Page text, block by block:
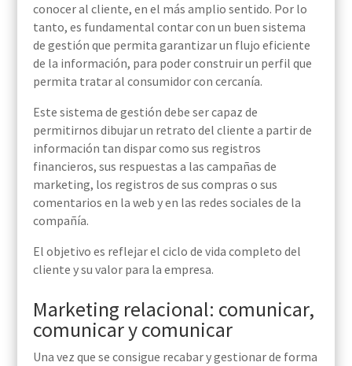
conocer al cliente, en el más amplio sentido. Por lo
tanto, es fundamental contar con un buen sistema
de gestión que permita garantizar un flujo eficiente
de la información, para poder construir un perfil que
permita tratar al consumidor con cercanía.
Este sistema de gestión debe ser capaz de
permitirnos dibujar un retrato del cliente a partir de
información tan disparcomo sus registros
financieros, sus respuestas a las campañas de
marketing, los registros de sus compras o sus
comentarios en la web yen las redes sociales de la
compañía.
El objetivo es reflejarel ciclo de vida completo del
cliente y su valor para la empresa.
Marketing relacional: comunicar,
comunicar y comunicar
Una vez que se consigue recabar y gestionar de forma